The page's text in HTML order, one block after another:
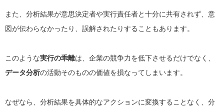
また、分析結果が意思決定者や実行責任者と十分に共有されず、意
図が伝わらなかったり、誤解されたりすることもあります。
このような実行の乖離は、企業の競争力を低下させるだけでなく、
データ分析の活動そのものの価値を損なってしまいます。
なぜなら、分析結果を具体的なアクションに変換することなく、分